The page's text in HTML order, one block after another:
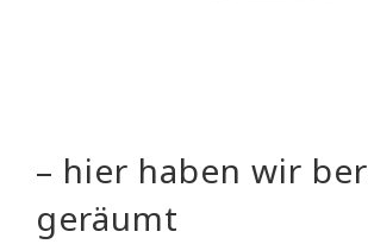
– hier haben wir
geräumt